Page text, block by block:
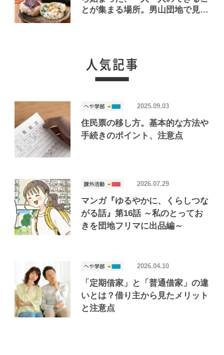
とが集まる場所。男山団地で見つ
住民票の移し方。基本的な方法や
手続きのポイント、注意点
2025.09.03
マンガ『ゆるやかに、くらしつな
がる話』第16話 ～私のとってお
きを団地フリマに出品編～
2026.07.29
「定期借家」と「普通借家」の違
いとは？借り主から見たメリット
と注意点
2026.04.10